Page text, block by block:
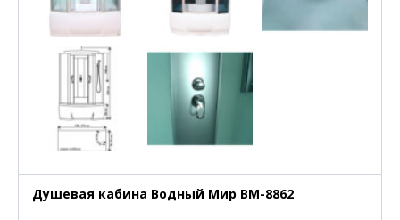
Душевая кабина Водный Мир ВМ-8862